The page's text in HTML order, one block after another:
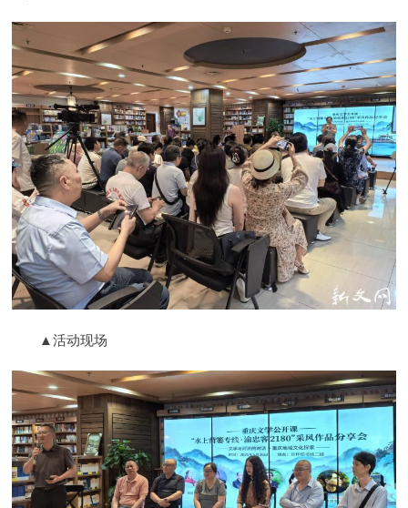
▲活动现场